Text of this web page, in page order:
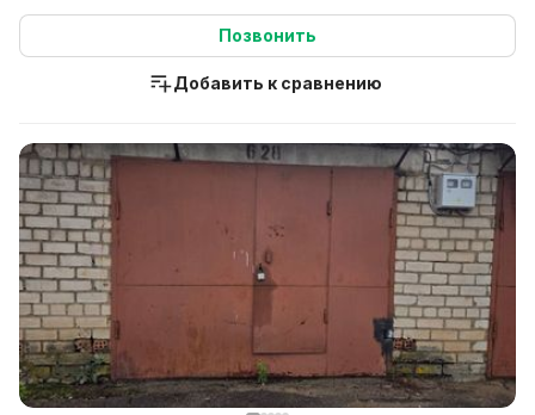
достато...
Позвонить
Добавить к сравнению